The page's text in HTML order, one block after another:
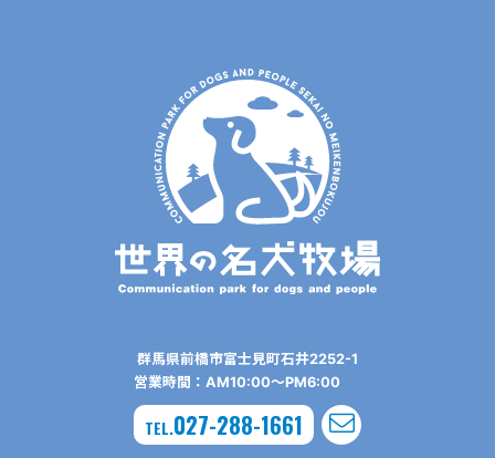
群⾺県前橋市富⼠⾒町⽯井2252-1
営業時間：AM10:00〜PM6:00
TEL.027-288-1661